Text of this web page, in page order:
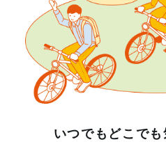
いつでもどこで